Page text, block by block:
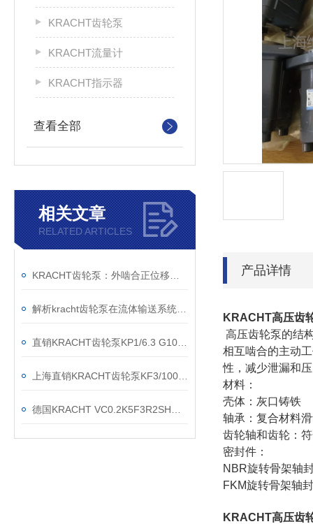
KRACHT齿轮泵
KRACHT流量计
KRACHT指示器
查看全部
相关文章
RELATED ARTICLES
产品详情
KRACHT高压齿
高压齿轮泵的结
相互啮合的主动
性，减少泄漏和
材料：
壳体：灰口铸铁
轴承：复合材料
齿轮轴和齿轮：
密封件：
NBR旋转骨架轴
FKM旋转骨架轴
KRACHT高压齿